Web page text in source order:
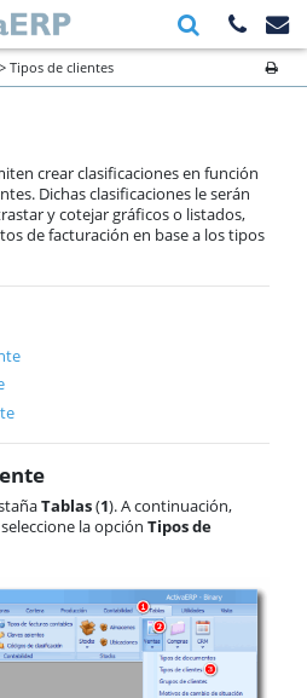
> Tipos de clientes
crear clasificaciones en función
Dichas clasificaciones le serán
y cotejar gráficos o listados,
de facturación en base a los tipos
Tablas(1). A continuación,
la opción Tipos de